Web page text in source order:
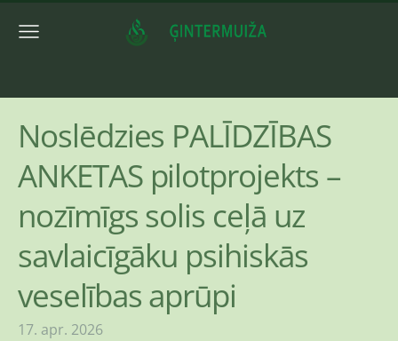
Noslēdzies PALĪDZĪBAS
ANKETAS pilotprojekts –
nozīmīgs solis ceļā uz
savlaicīgāku psihiskās
veselības aprūpi
17. apr. 2026